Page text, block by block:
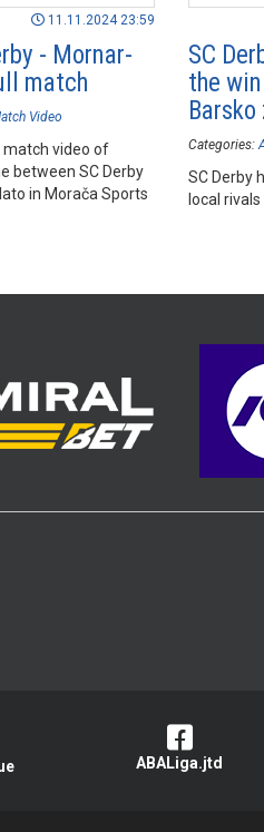
11.11.2024 23:59
- Mornar-
match
Video
match video of
between SC Derby
in Morača Sports
SC
the
Categories:
SC Derby
local
ABALiga.jtd